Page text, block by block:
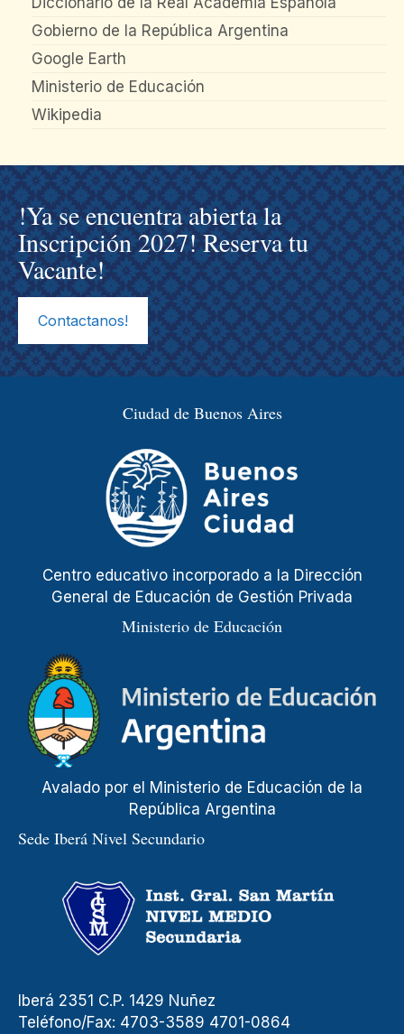
Gobierno de la República Argentina
Google Earth
Ministerio de Educación
Wikipedia
!Ya se encuentra abierta la
Inscripción 2027! Reserva tu
Vacante!
Contactanos!
Ciudad de Buenos Aires
Centro educativo incorporado a la Dirección
General de Educación de Gestión Privada
Ministerio de Educación
Avalado por el Ministerio de Educación de la
República Argentina
Sede Iberá Nivel Secundario
Iberá 2351 C.P. 1429 Nuñez
Teléfono/Fax: 4703-3589 4701-0864